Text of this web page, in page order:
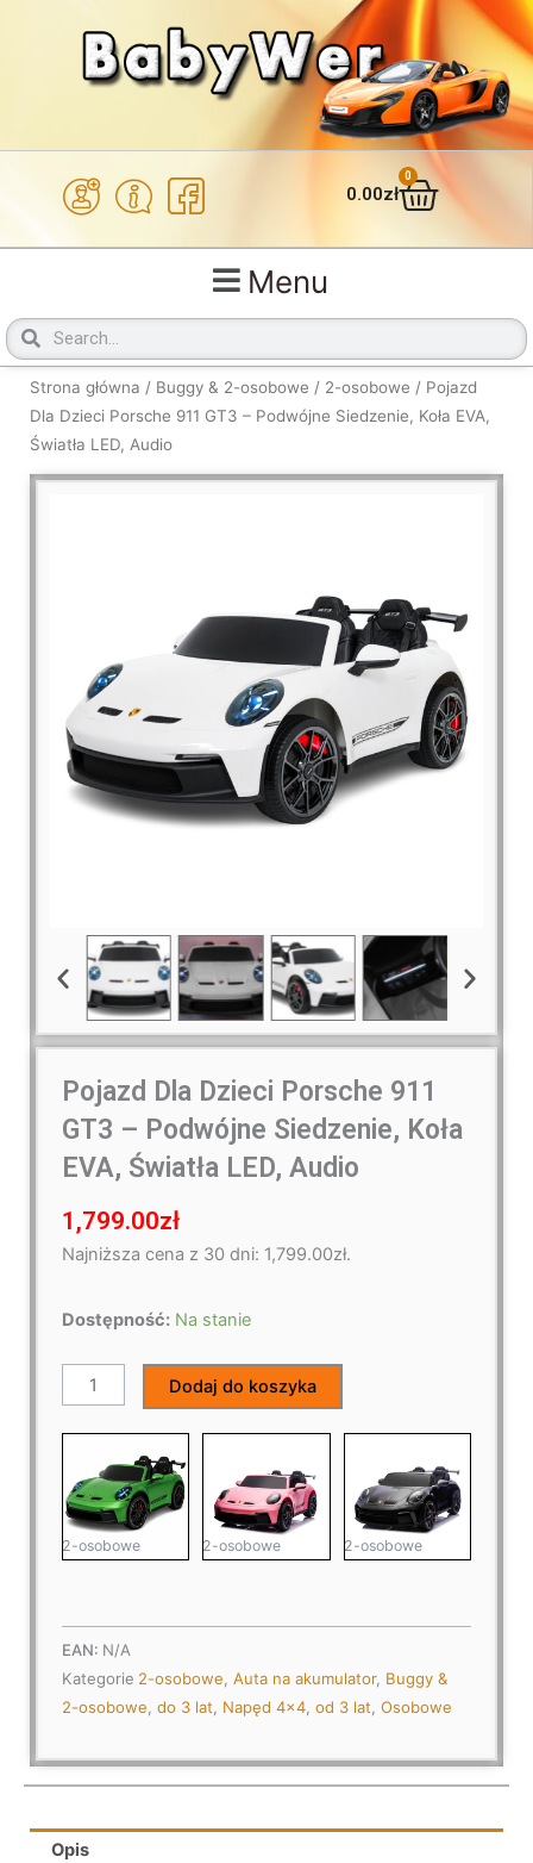
0.00zł
0
Wózek
Menu
SzukajSzukaj
Strona główna / Buggy & 2-osobowe / 2-osobowe / Pojazd
Dla Dzieci Porsche 911 GT3 – Podwójne Siedzenie, Koła EVA,
Światła LED, Audio
Pojazd Dla Dzieci Porsche 911
GT3 – Podwójne Siedzenie, Koła
EVA, Światła LED, Audio
1,799.00zł
Najniższa cena z 30 dni: 1,799.00zł.
Dostępność: Na stanie
ilość
Dzieci
Porsche
GT3
–
Podwójne
EVA,
Światła
LED,
Audio
Dodaj do koszyka
2-osobowe 2-osobowe 2-osobowe
EAN: N/A
Kategorie 2-osobowe Auta na akumulator, Buggy &
2-osobowe do 3 lat Napęd 4x4 od 3 lat Osobowe
Opis